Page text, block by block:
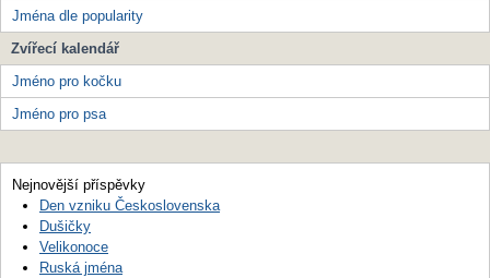
Jména dle popularity
Zvířecí kalendář
Jméno pro kočku
Jméno pro psa
Nejnovější příspěvky
Den vzniku Československa
Dušičky
Velikonoce
Ruská jména